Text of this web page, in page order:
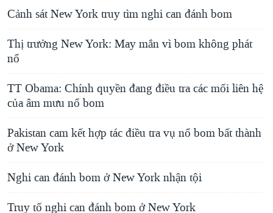
Cảnh sát New York truy tìm nghi can đánh bom
Thị trưởng New York: May mắn vì bom không phát
nổ
TT Obama: Chính quyền đang điều tra các mối liên hệ
của âm mưu nổ bom
Pakistan cam kết hợp tác điều tra vụ nổ bom bất thành
ở New York
Nghi can đánh bom ở New York nhận tội
Truy tố nghi can đánh bom ở New York